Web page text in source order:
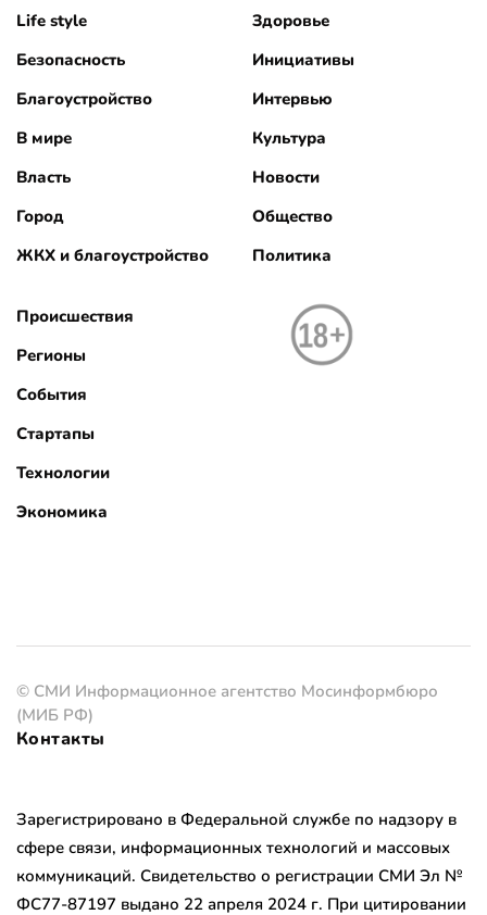
Life style
Безопасность
Благоустройство
В мире
Власть
Город
ЖКХ и благоустройство
Здоровье
Инициативы
Интервью
Культура
Новости
Общество
Политика
Происшествия
Регионы
События
Стартапы
Технологии
Экономика
© СМИ Информационное агентство Мосинформбюро
(МИБ РФ)
Контакты
Зарегистрировано в Федеральной службе по надзору в
сфере связи, информационных технологий и массовых
коммуникаций. Свидетельство о регистрации СМИ Эл №
ФС77-87197 выдано 22 апреля 2024 г. При цитировании